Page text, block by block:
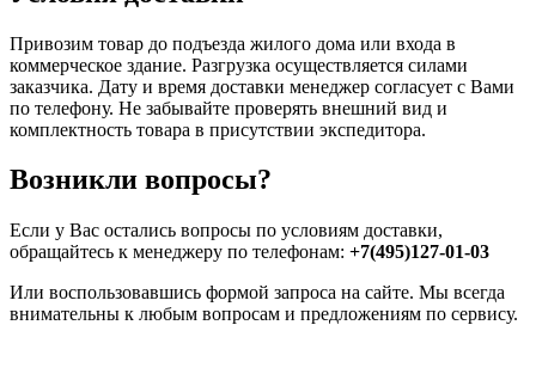
Привозим товар до подъезда жилого дома или входа в
коммерческое здание. Разгрузка осуществляется силами
заказчика. Дату и время доставки менеджер согласует с Вами
по телефону. Не забывайте проверять внешний вид и
комплектность товара в присутствии экспедитора.
Возникли вопросы?
Если у Вас остались вопросы по условиям доставки,
обращайтесь к менеджеру по телефонам: +7(495)127-01-03
Или воспользовавшись формой запроса на сайте. Мы всегда
внимательны к любым вопросам и предложениям по сервису.